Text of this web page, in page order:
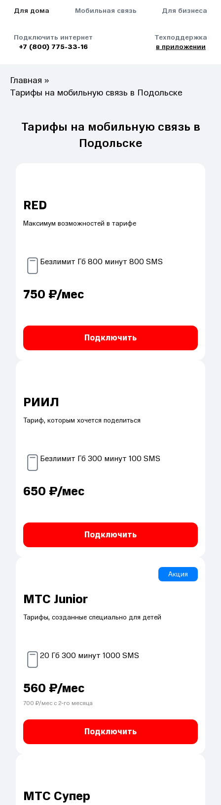
Для дома Мобильная связь Для бизнеса
Подключить интернет
+7 (800) 775-33-16
Техподдержка
в приложении
Главная »
Тарифы на мобильную связь в Подольске
Тарифы на мобильную связь в
Подольске
RED
Максимум возможностей в тарифе
Безлимит Гб 800 минут 800SMS
750 ₽/мес
Подключить
РИИЛ
Тариф, которым хочется поделиться
Безлимит Гб 300 минут 100SMS
650 ₽/мес
Подключить
Акция
МТС Junior
Тарифы, созданные специально для детей
20 Гб 300 минут 1000SMS
560 ₽/мес
700 ₽/мес с 2-го месяца
Подключить
МТС Супер